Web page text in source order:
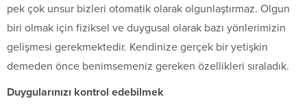
pek çok unsur bizleri otomatik olarak olgunlaştırmaz. Olgun
biri olmak için fiziksel ve duygusal olarak bazı yönlerimizin
gelişmesi gerekmektedir. Kendinize gerçek bir yetişkin
demeden önce benimsemeniz gereken özellikleri sıraladık.
Duygularınızı kontrol edebilmek